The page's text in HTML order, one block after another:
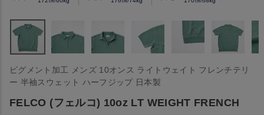
ピグメント加工 メンズ 10オンス ライトウェイト フレンチテリ
ー 半袖スウェット ハーフジップ 日本製
FELCO (フェルコ) 10oz LT WEIGHT FRENCH